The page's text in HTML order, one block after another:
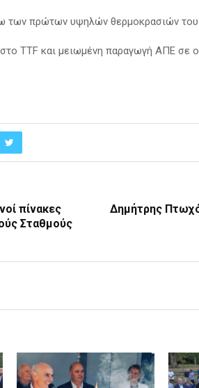
των πρώτων υψηλών θερμοκρασιών του
TTF και μειωμένη παραγωγή ΑΠΕ σε
πίνακες
Σταθμούς
Δημήτρης